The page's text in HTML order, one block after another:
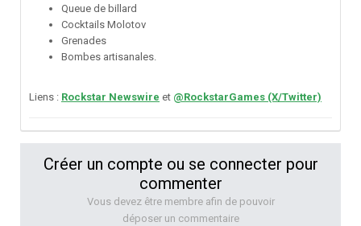
Queue de billard
Cocktails Molotov
Grenades
Bombes artisanales.
Liens : Rockstar Newswire et @RockstarGames (X/Twitter)
Créer un compte ou se connecter pour
commenter
Vous devez être membre afin de pouvoir
déposer un commentaire